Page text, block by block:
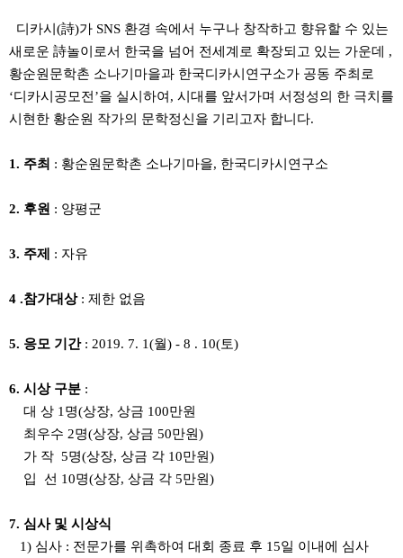
디카시(詩)가 SNS 환경 속에서 누구나 창작하고 향유할 수 있는
새로운 詩놀이로서 한국을 넘어 전세계로 확장되고 있는 가운데 ,
황순원문학촌 소나기마을과 한국디카시연구소가 공동 주최로
‘디카시공모전’을 실시하여, 시대를 앞서가며 서정성의 한 극치를
시현한 황순원 작가의 문학정신을 기리고자 합니다.
1. 주최 : 황순원문학촌 소나기마을, 한국디카시연구소
2. 후원 : 양평군
3. 주제 : 자유
4 .참가대상: 제한 없음
5. 응모 기간: 2019. 7. 1(월) - 8 . 10(토)
6. 시상 구분 :
대 상 1명(상장, 상금 100만원
최우수 2명(상장, 상금 50만원)
가 작 5명(상장, 상금 각 10만원)
입 선 10명(상장, 상금 각 5만원)
7. 심사 및 시상식
1) 심사 : 전문가를 위촉하여 대회 종료 후 15일 이내에 심사